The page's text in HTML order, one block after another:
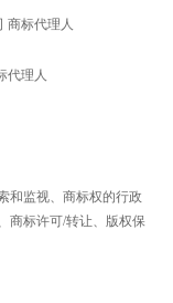
商标代理人
代理人
和监视、商标权的行政
商标许可/转让、版权保